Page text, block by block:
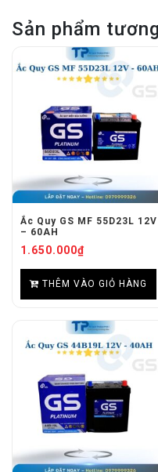
Sản phẩm
Ắc Quy GS MF 55D23L 12V
– 60AH
1.650.000₫
THÊM VÀO GIỎ HÀNG